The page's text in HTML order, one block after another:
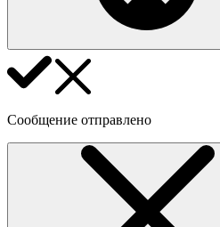
Сообщение отправлено